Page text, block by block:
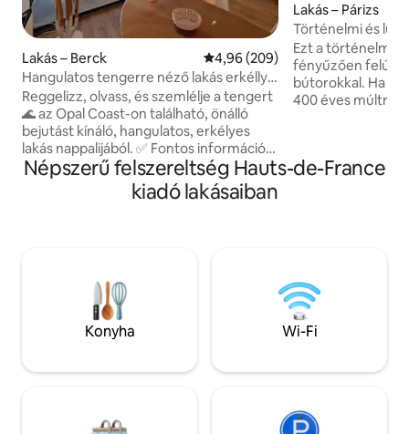
Lakás – Berck Átlagos értékelés: 5/4,96, 209
4,96 (209)
Hangulatos tengerre néző lakás erkéllyel
és garázzsal
Reggelizz, olvass, és szemlélje a tengert
🌊 az Opal Coast-on található, önálló
bejutást kínáló, hangulatos, erkélyes
lakás nappalijából. ✅ Fontos információk
🌅180°-os kilátás a tengerre 🪟 Nagy
franciaablak és 6 m²-es erkély 🚗Privát
kaszinó… és sétálj, hogy megfigyeld a
fókákat (az árapálytól függően). 👶
Bababarát: összecsukható kiságy +
etetőszék a helyszínen
Lakás – Párizs
Történelmi és
– Notre Dame
Ezt a történelmi
fényűzően
bútorokkal. Ha
400 éves múltra
aki szintén 20
a Pfizerrel.
Népszerű felszereltség Hauts-de-France
kiadó lakásaiban
Konyha Wi-Fi